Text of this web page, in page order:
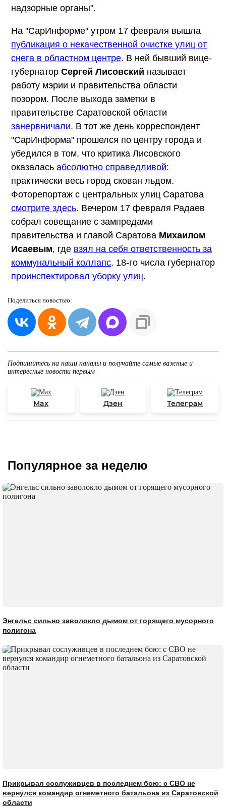
надзорные органы".
На "СарИнформе" утром 17 февраля вышла
публикация о некачественной очистке улиц от
снега в областном центре. В ней бывший вице-
губернатор Сергей Лисовский называет
работу мэрии и правительства области
позором. После выхода заметки в
правительстве Саратовской области
занервничали. В тот же день корреспондент
"СарИнформа" прошелся по центру города и
убедился в том, что критика Лисовского
оказалась абсолютно справедливой:
практически весь город скован льдом.
Фоторепортаж с центральных улиц Саратова
смотрите здесь. Вечером 17 февраля Радаев
собрал совещание с зампредами
правительства и главой Саратова Михаилом
Исаевым, где взял на себя ответственность за
коммунальный коллапс. 18-го числа губернатор
проинспектировал уборку улиц.
Поделиться новостью:
Подпишитесь на наши каналы и получайте самые важные и
интересные новости первым
Max Дзен Телеграм
Популярное за неделю
Энгельс сильно заволокло дымом от горящего мусорного
полигона
Прикрывал сослуживцев в последнем бою: с СВО не
вернулся командир огнеметного батальона из Саратовской
области